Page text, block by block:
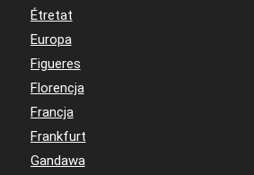
Étretat
Europa
Figueres
Florencja
Francja
Frankfurt
Gandawa